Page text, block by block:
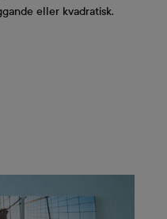
eller kvadratisk.